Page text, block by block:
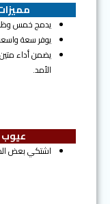
يدمج خمس
يوفر سعة
يضمن أداء
الأمد.
عيوب
اشتكي بعض